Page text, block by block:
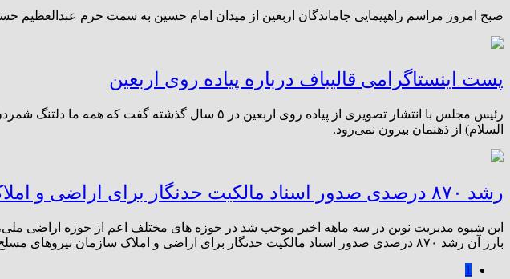
صبح امروز مراسم راهپیمایی جاماندگان اربعین از میدان امام حسین به سمت حرم عبدالعظیم
پست اینستاگرامی قالیباف درباره پیاده روی اربعین
السلام) از ذهنمان بیرون نمی‌رود. ⁣
رشد ۸۷۰ درصدی صدور اسناد مالکیت حدنگار برای اراضی و املاک سازمان نیروهای مسلح
این شیوه مدیریت نوین در سه ماهه اخیر موجب شد در حوزه های مختلف اعم از حوزه اراضی
بارز آن رشد ۸۷۰ درصدی صدور اسناد مالکیت حدنگار برای اراضی و املاک سازمان نیروهای مسلح بوده است.
1